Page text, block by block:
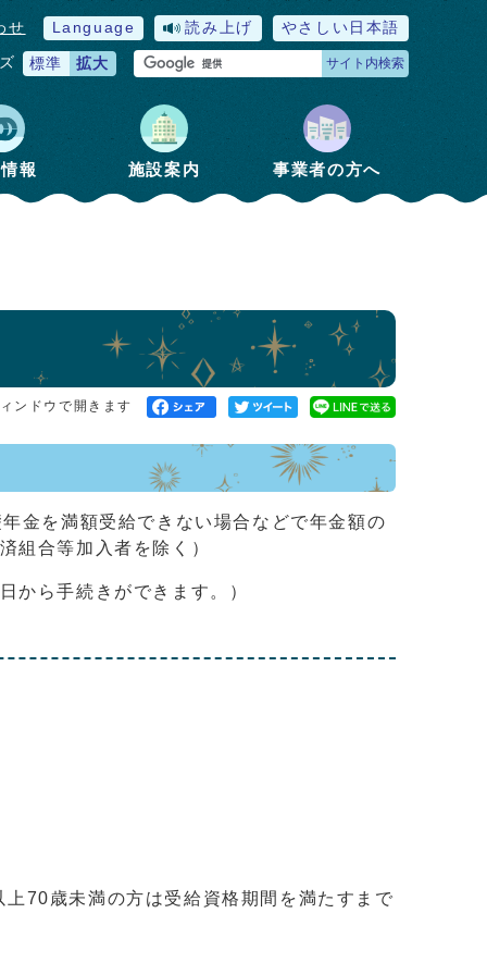
せ Language 読み上げ やさしい日本語
標準 拡大 サイト内検索
報 施設案内 事業者の方へ
ンドウで開きます
金を満額受給できない場合などで年金額の
組合等加入者を除く）
から手続きができます。）
70歳未満の方は受給資格期間を満たすまで